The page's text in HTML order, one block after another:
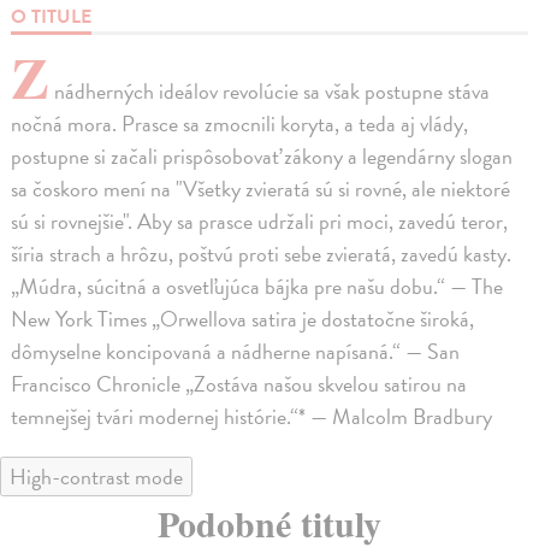
O TITULE
Z nádherných ideálov revolúcie sa však postupne stáva
nočná mora. Prasce sa zmocnili koryta, a teda aj vlády,
postupne si začali prispôsobovať zákony a legendárny slogan
sa čoskoro mení na "Všetky zvieratá sú si rovné, ale niektoré
sú si rovnejšie". Aby sa prasce udržali pri moci, zavedú teror,
šíria strach a hrôzu, poštvú proti sebe zvieratá, zavedú kasty.
„Múdra, súcitná a osvetľujúca bájka pre našu dobu.“ — The
New York Times „Orwellova satira je dostatočne široká,
dômyselne koncipovaná a nádherne napísaná.“ — San
Francisco Chronicle „Zostáva našou skvelou satirou na
temnejšej tvári modernej histórie.“* — Malcolm Bradbury
High-contrast mode
Podobné tituly